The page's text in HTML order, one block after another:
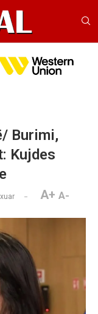
Burimi,
Kujdes
A+ A-